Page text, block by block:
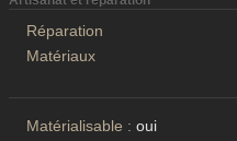
Réparation
Matériaux
Matérialisable : oui